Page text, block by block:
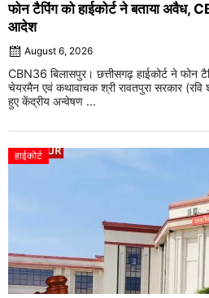
फोन टैपिंग को हाईकोर्ट ने बताया अवैध,
आदेश
August 6, 2026
CBN36 बिलासपुर। छत्तीसगढ़ हाईकोर्ट ने फोन
चेयरमैन एवं कथावाचक श्री रावतपुरा सरकार
हुए केंद्रीय अन्वेषण ...
हाईकोर्ट